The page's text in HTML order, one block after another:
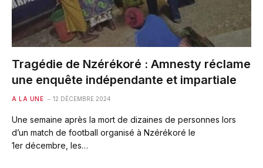
Tragédie de Nzérékoré : Amnesty réclame
une enquête indépendante et impartiale
A LA UNE 12 DÉCEMBRE 2024
Une semaine après la mort de dizaines de personnes lors
d’un match de football organisé à Nzérékoré le
1er décembre, les…